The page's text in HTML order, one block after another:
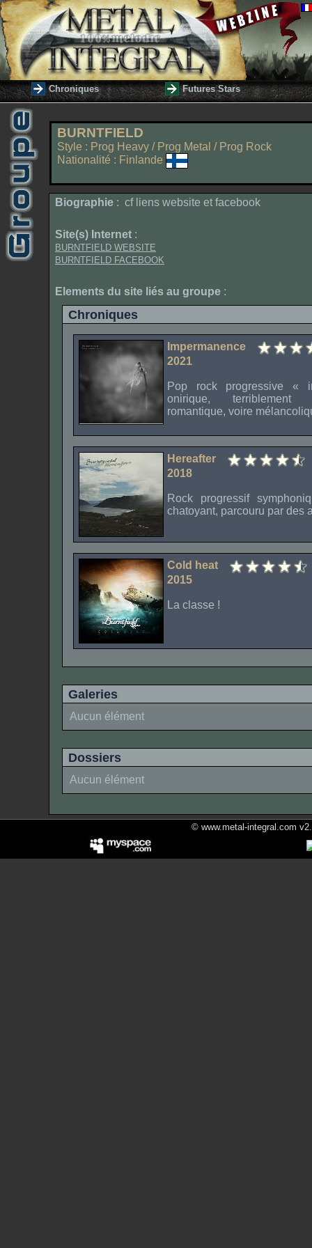
Chroniques Futures Stars
BURNTFIELD
Style : Prog Heavy / Prog Metal / Prog Rock
Nationalité : Finlande
Biographie : cf liens website et facebook
Site(s) Internet :
BURNTFIELD WEBSITE
BURNTFIELD FACEBOOK
Elements du site liés au groupe :
Chroniques
Impermanence
2021
Pop rock progressive «
onirique, terriblement
romantique, voire
Hereafter
2018
Rock progressif
chatoyant, parcouru par des
Cold heat
2015
La classe !
Galeries
Aucun élément
Dossiers
Aucun élément
© www.metal-integral.com